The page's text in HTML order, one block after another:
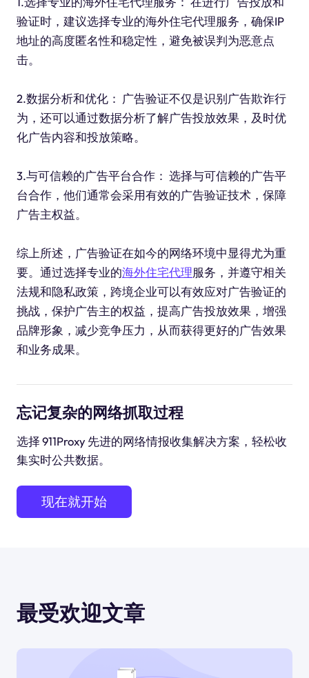
验证时，建议选择专业的海外住宅代理服务，确保IP
地址的高度匿名性和稳定性，避免被误判为恶意点
击。
2.数据分析和优化： 广告验证不仅是识别广告欺诈行
为，还可以通过数据分析了解广告投放效果，及时优
化广告内容和投放策略。
3.与可信赖的广告平台合作： 选择与可信赖的广告平
台合作，他们通常会采用有效的广告验证技术，保障
广告主权益。
综上所述，广告验证在如今的网络环境中显得尤为重
要。通过选择专业的海外住宅代理服务，并遵守相关
法规和隐私政策，跨境企业可以有效应对广告验证的
挑战，保护广告主的权益，提高广告投放效果，增强
品牌形象，减少竞争压力，从而获得更好的广告效果
和业务成果。
忘记复杂的网络抓取过程
选择 911Proxy 先进的网络情报收集解决方案，轻松收
集实时公共数据。
现在就开始
最受欢迎文章